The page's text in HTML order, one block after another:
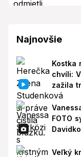
Najnovšie
Kostka
chvíli:
zažila
FOTO
Veľký